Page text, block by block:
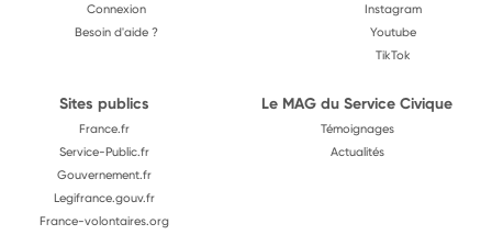
Connexion
Besoin d'aide ?
Instagram
Youtube
TikTok
Sites publics
France.fr
Service-Public.fr
Gouvernement.fr
Legifrance.gouv.fr
France-volontaires.org
Le MAG du Service Civique
Témoignages
Actualités